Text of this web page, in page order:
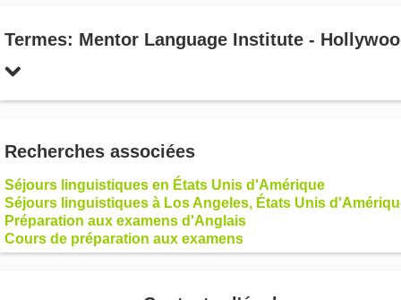
Termes: Mentor Language Institute -
Recherches associées
Séjours linguistiques en États Unis d'Amérique
Séjours linguistiques à Los Angeles, États Unis
Préparation aux examens d'Anglais
Cours de préparation aux examens